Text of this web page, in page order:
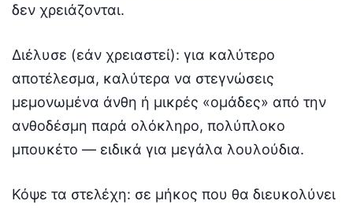
δεν χρειάζονται.
Διέλυσε (εάν χρειαστεί): για καλύτερο
αποτέλεσμα, καλύτερα να στεγνώσεις
μεμονωμένα άνθη ή μικρές «ομάδες» από την
ανθοδέσμη παρά ολόκληρο, πολύπλοκο
μπουκέτο — ειδικά για μεγάλα λουλούδια.
Κόψε τα στελέχη: σε μήκος που θα διευκολύνει